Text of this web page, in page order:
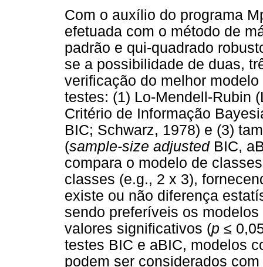
Com o auxílio do programa
efetuada com o método de
padrão e qui-quadrado
se a possibilidade de duas,
verificação do melhor
testes: (1) Lo-Mendell-Rubin
Critério de Informação
BIC; Schwarz, 1978) e (3)
(sample-size adjustedBIC,
compara o modelo de
classes (e.g., 2 x 3),
existe ou não diferença
sendo preferíveis os
valores significativos (p ≤
testes BIC e aBIC, modelos
podem ser considerados